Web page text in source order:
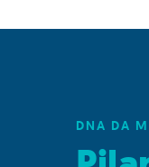
DNA DA